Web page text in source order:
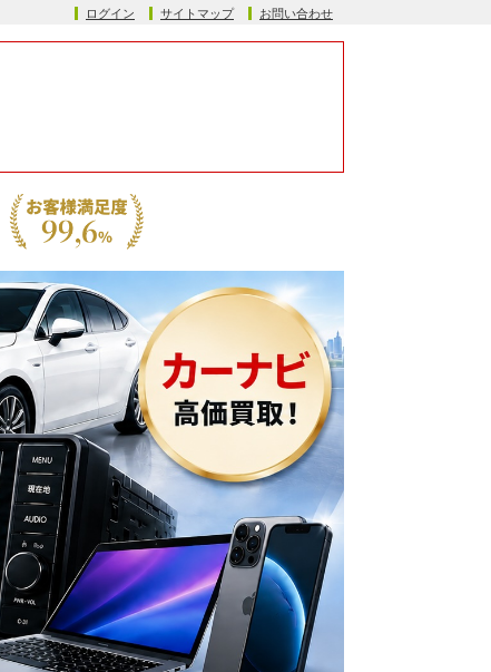
ログイン サイトマップ お問い合わせ